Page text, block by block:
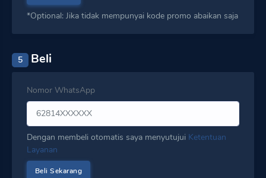
*Optional: Jika tidak mempunyai kode promo abaikan saja
5 Beli
Nomor WhatsApp
Dengan membeli otomatis saya menyutujui Ketentuan
Layanan